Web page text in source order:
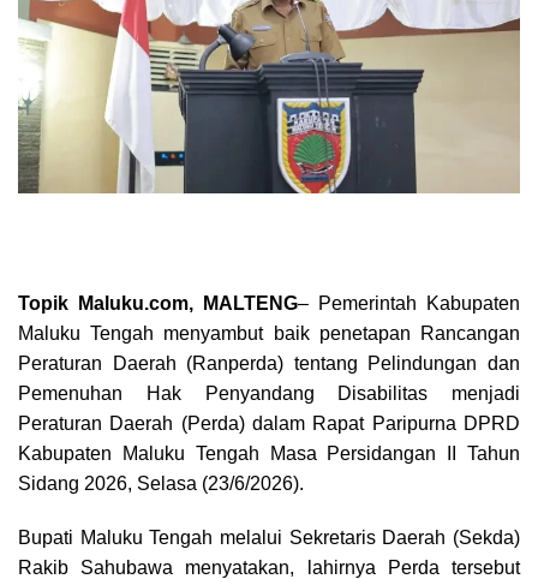
Topik Maluku.com, MALTENG– Pemerintah Kabupaten
Maluku Tengah menyambut baik penetapan Rancangan
Peraturan Daerah (Ranperda) tentang Pelindungan dan
Pemenuhan Hak Penyandang Disabilitas menjadi
Peraturan Daerah (Perda) dalam Rapat Paripurna DPRD
Kabupaten Maluku Tengah Masa Persidangan II Tahun
Sidang 2026, Selasa (23/6/2026).
Bupati Maluku Tengah melalui Sekretaris Daerah (Sekda)
Rakib Sahubawa menyatakan, lahirnya Perda tersebut